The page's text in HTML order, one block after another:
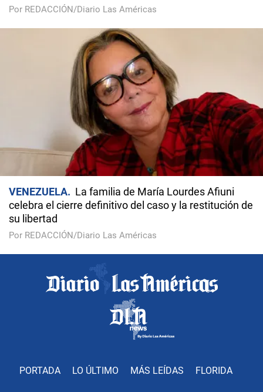
Por REDACCIÓN/Diario Las Américas
VENEZUELA
La familia de María Lourdes Afiuni
celebra el cierre definitivo del caso y la restitución de
su libertad
Por REDACCIÓN/Diario Las Américas
PORTADA LO ÚLTIMO MÁS LEÍDAS FLORIDA